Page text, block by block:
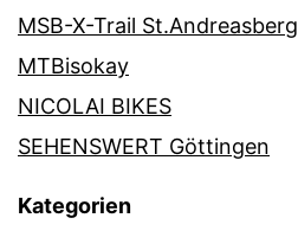
MSB-X-Trail St.Andreasberg
MTBisokay
NICOLAI BIKES
SEHENSWERT Göttingen
Kategorien